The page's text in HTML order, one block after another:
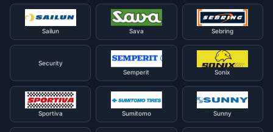
Sailun Sava Sebring
Security
Semperit
Sonix
Sportiva Sumitomo Sunny